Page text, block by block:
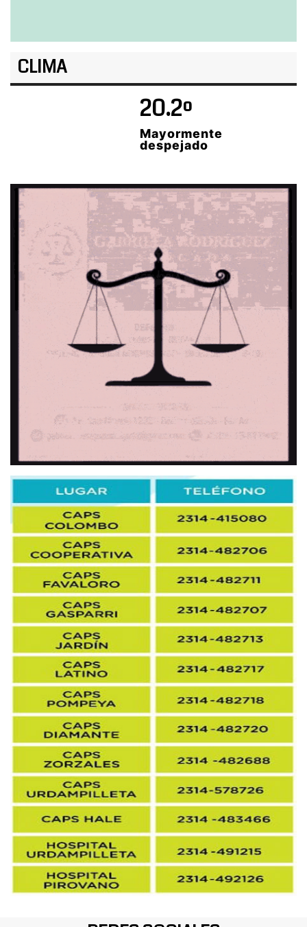
CLIMA
20.2º
Mayormente
despejado